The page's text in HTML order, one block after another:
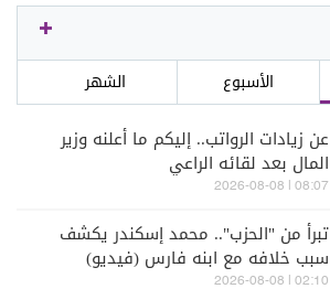
الأسبوع الشهر
عن زيادات الرواتب.. إليكم ما أعلنه وزير
المال بعد لقائه الراعي
08:07 | 2026-08-08
تبرأ من "الحزب".. محمد إسكندر يكشف
سبب خلافه مع ابنه فارس (فيديو)
02:10 | 2026-08-08